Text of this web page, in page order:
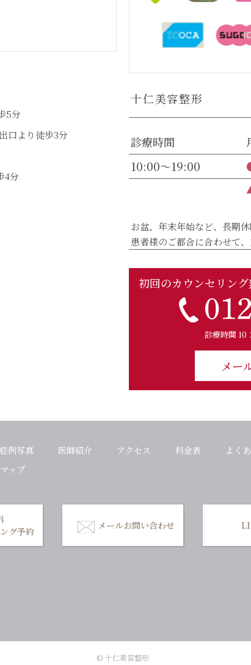
5分
口より徒歩3分
4分
十仁美容整形
診療時間
10:00～19:00
お盆、年末年始など、長期
患者様のご都合に合わせて
初回のカウンセリング
診療時間
メー
症例写真 医師紹介 アクセス 料金表 よく
ップ
グ予約
メールお問い合わせ
© 十仁美容整形